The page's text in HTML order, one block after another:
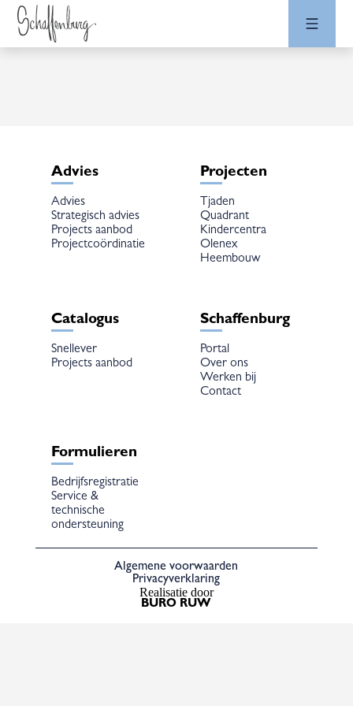
Advies
Advies
Strategisch advies
Projects aanbod
Projectcoördinatie
Projecten
Tjaden
Quadrant
Kindercentra
Olenex
Heembouw
Catalogus
Snellever
Projects aanbod
Schaffenburg
Portal
Over ons
Werken bij
Contact
Formulieren
Bedrijfsregistratie
Service &
technische
ondersteuning
Algemene voorwaarden
Privacyverklaring
Realisatie door
BURO RUW